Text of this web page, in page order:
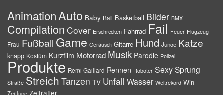
AnimationAuto Baby Ball Basketball Bilder BMX
Compilation Cover Erschrecken Fahrrad Fail Feuer Flugzeug
Frau Fußball Game Geräusch Gitarre Hund Junge Katze
knapp Kostüm Kurzfilm Motorrad Musik Parodie Polizei
Produkte Remi Gaillard Rennen Roboter SexySprung
Straße Streich Tanzen TV Unfall Wasser Weltrekord Win
Zeitlupe Zeitraffer